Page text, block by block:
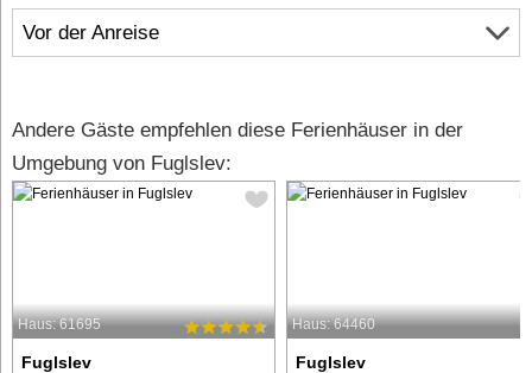
Vor der Anreise
Andere Gäste empfehlen diese Ferienhäuser in der
Umgebung von Fuglslev:
Haus: 61695
Fuglslev
Haus: 64460
Fuglslev